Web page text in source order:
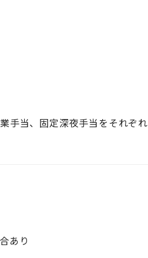
手当、固定深夜手当をそれぞれ
あり